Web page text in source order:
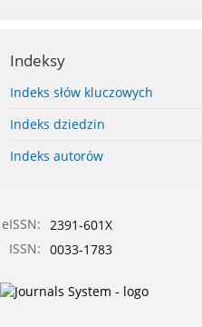
Indeksy
Indeks słów kluczowych
Indeks dziedzin
Indeks autorów
eISSN: 2391-601X
ISSN: 0033-1783